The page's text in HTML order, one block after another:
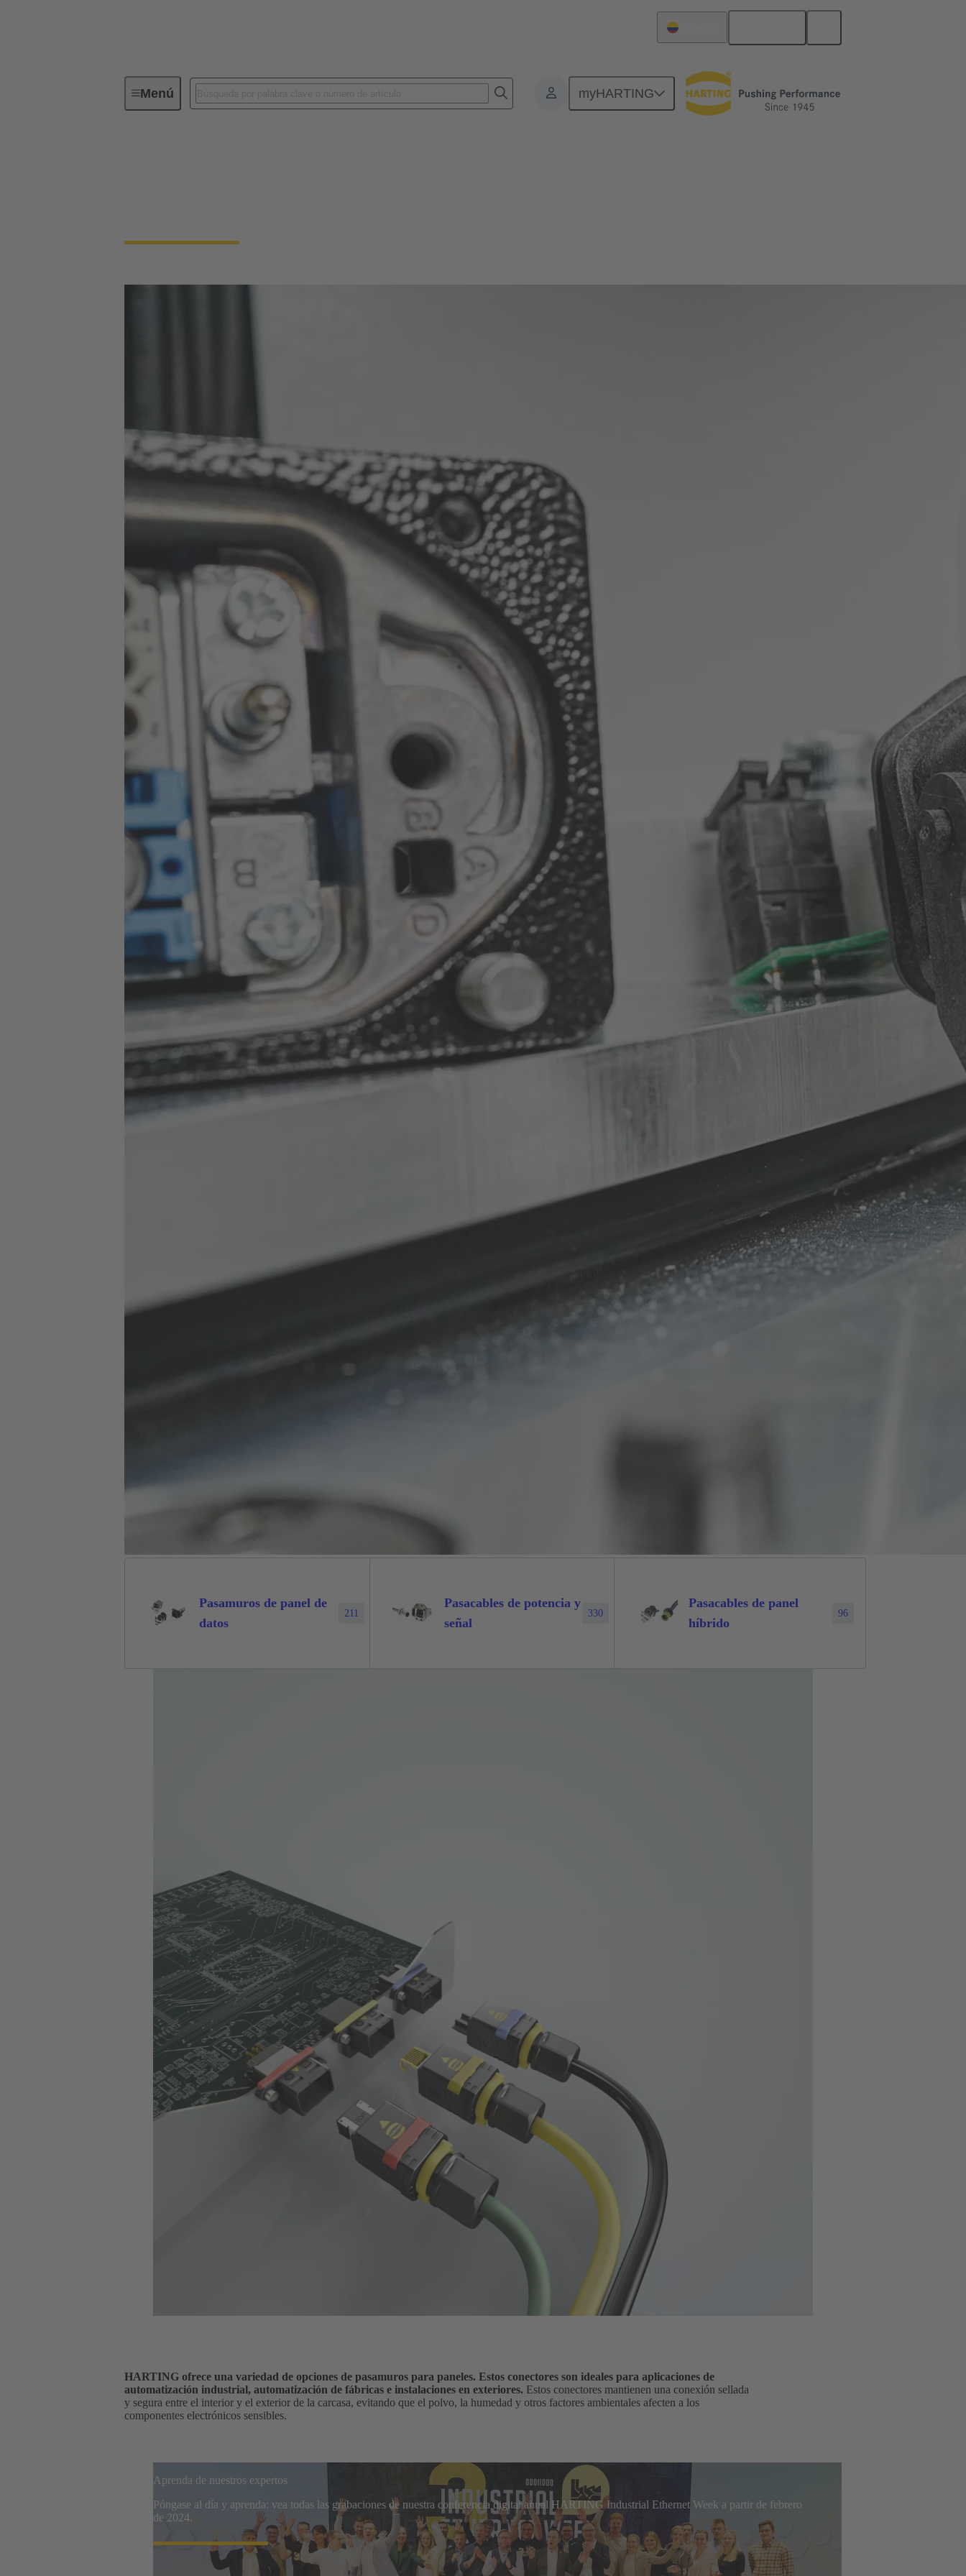
Menú myHARTING
Conectividad de dispositivos
Pasamuros de panel de
datos
211
Pasacables de potencia y
señal
330
Pasacables de panel
híbrido
96
HARTING ofrece una variedad de opciones de pasamuros para paneles. Estos conectores son ideales para aplicaciones de
automatización industrial, automatización de fábricas e instalaciones en exteriores. Estos conectores mantienen una conexión sellada
y segura entre el interior y el exterior de la carcasa, evitando que el polvo, la humedad y otros factores ambientales afecten a los
componentes electrónicos sensibles.
Aprenda de nuestros expertos
Póngase al día y aprenda: vea todas las grabaciones de nuestra conferencia digital anual HARTING Industrial Ethernet Week a partir de febrero
de 2024.